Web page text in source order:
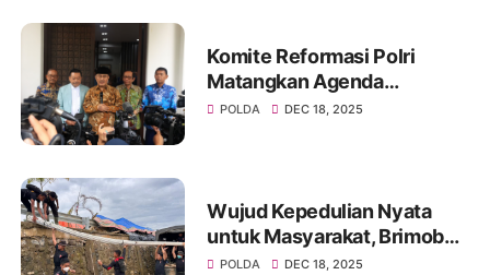
Komite Reformasi Polri
Matangkan Agenda
Pembenahan Regulasi
POLDA DEC 18, 2025
Wujud Kepedulian Nyata
untuk Masyarakat, Brimob
Polri Bangun MCK Umum di
POLDA DEC 18, 2025